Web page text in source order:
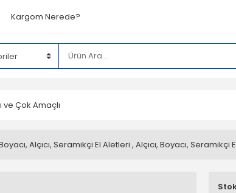
Kargom Nerede?
ve Çok Amaçlı
Alçıcı, Seramikçi El Aletleri , Alçıcı, Boyacı, Seramikçi